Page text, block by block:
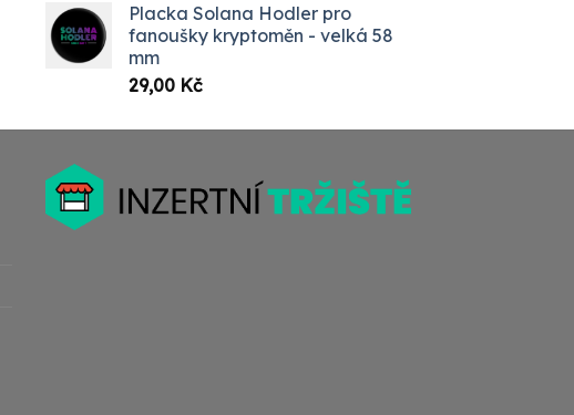
Placka Solana Hodler pro
fanoušky kryptoměn - velká 58
mm
29,00 Kč